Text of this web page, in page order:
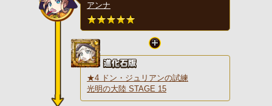
アンナ
★4 ドン・ジュリアンの試練
光明の大陸 STAGE 15